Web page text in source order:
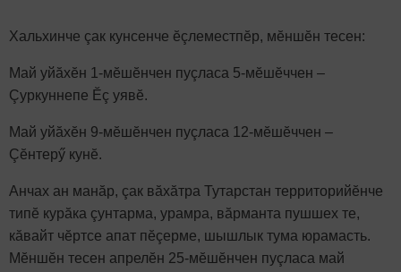
Хальхинче çак кунсенче ӗçлеместпӗр, мӗншӗн тесен:
Май уйăхӗн 1-мӗшӗнчен пуçласа 5-мӗшӗччен –
Çуркуннепе Ӗç уявӗ.
Май уйăхӗн 9-мӗшӗнчен пуçласа 12-мӗшӗччен –
Çӗнтерӳ кунӗ.
Анчах ан манăр, çак вăхăтра Тутарстан территорийӗнче
типӗ курăка çунтарма, урамра, вăрманта пушшех те,
кăвайт чӗртсе апат пӗçерме, шышлык тума юрамасть.
Мӗншӗн тесен апрелӗн 25-мӗшӗнчен пуçласа май